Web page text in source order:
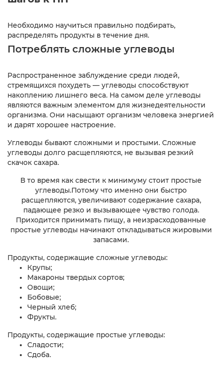
Необходимо научиться правильно подбирать,
распределять продукты в течение дня.
Потреблять сложные углеводы
Распространенное заблуждение среди людей,
стремящихся похудеть — углеводы способствуют
накоплению лишнего веса. На самом деле углеводы
являются важным элементом для жизнедеятельности
организма. Они насыщают организм человека энергией
и дарят хорошее настроение.
Углеводы бывают сложными и простыми. Сложные
углеводы долго расщепляются, не вызывая резкий
скачок сахара.
В то время как свести к минимуму стоит простые
углеводы.Потому что именно они быстро
расщепляются, увеличивают содержание сахара,
падающее резко и вызывающее чувство голода.
Приходится принимать пищу, а неизрасходованные
простые углеводы начинают откладываться жировыми
запасами.
Продукты, содержащие сложные углеводы:
Крупы;
Макароны твердых сортов;
Овощи;
Бобовые;
Черный хлеб;
Фрукты.
Продукты, содержащие простые углеводы:
Сладости;
Сдоба.